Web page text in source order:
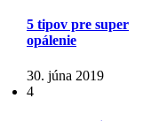
5 tipov pre super
opálenie
30. júna 2019
4